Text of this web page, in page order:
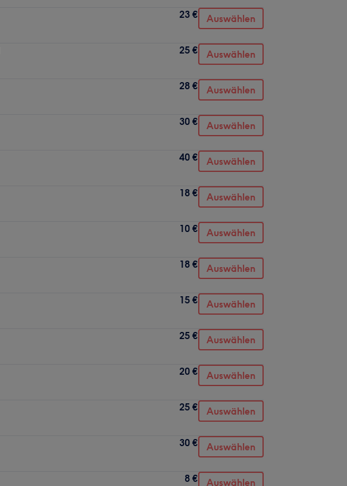
23 € Auswählen
25 € Auswählen
28 € Auswählen
30 € Auswählen
40 € Auswählen
18 € Auswählen
10 € Auswählen
18 € Auswählen
15 € Auswählen
25 € Auswählen
20 € Auswählen
25 € Auswählen
30 € Auswählen
8 € Auswählen